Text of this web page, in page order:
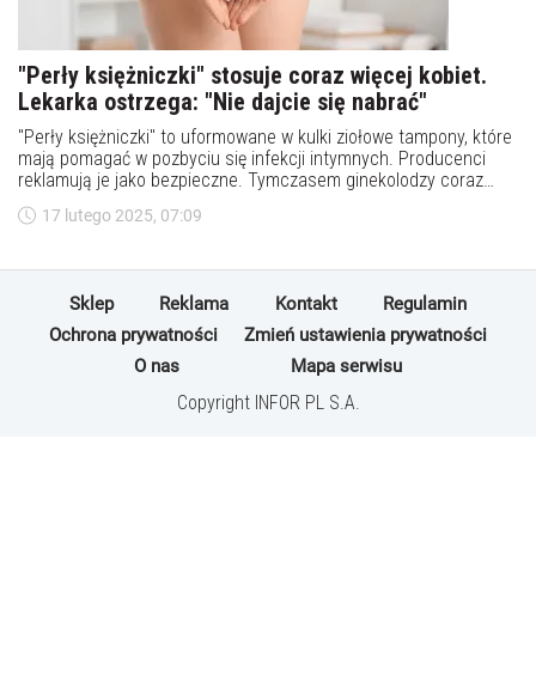
"Perły księżniczki" stosuje coraz więcej kobiet.
Lekarka ostrzega: "Nie dajcie się nabrać"
"Perły księżniczki" to uformowane w kulki ziołowe tampony, które
mają pomagać w pozbyciu się infekcji intymnych. Producenci
reklamują je jako bezpieczne. Tymczasem ginekolodzy coraz
częściej przed nimi ostrzegają. "Nie dajcie się nabrać na takie
szkodliwe bzdury!" - apeluje jedna z lekarek.
17 lutego 2025, 07:09
Sklep Reklama Kontakt
Regulamin
Ochrona prywatności
Zmień ustawienia prywatności
O nas
Mapa serwisu
Copyright INFOR PL S.A.